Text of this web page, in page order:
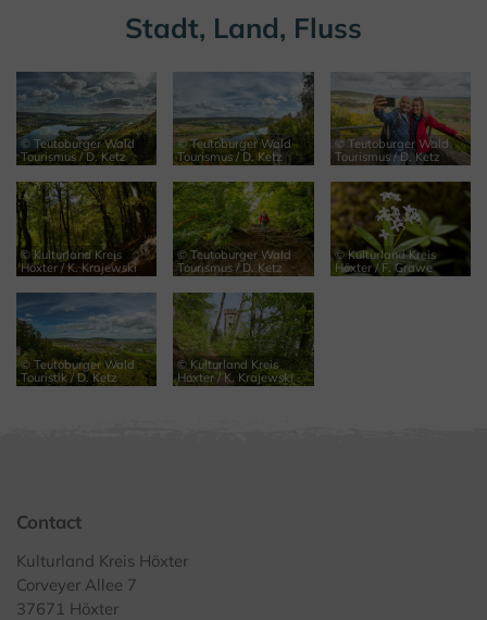
Stadt, Land, Fluss
© Teutoburger Wald
Tourismus / D. Ketz
© Teutoburger Wald
Tourismus / D. Ketz
© Teutoburger Wald
Tourismus / D. Ketz
© Kulturland Kreis
Höxter / K. Krajewski
© Teutoburger Wald
Tourismus / D. Ketz
© Kulturland Kreis
Höxter / F. Grawe
© Teutoburger Wald
Touristik / D. Ketz
© Kulturland Kreis
Höxter / K. Krajewski
Contact
Kulturland Kreis Höxter
Corveyer Allee 7
37671 Höxter